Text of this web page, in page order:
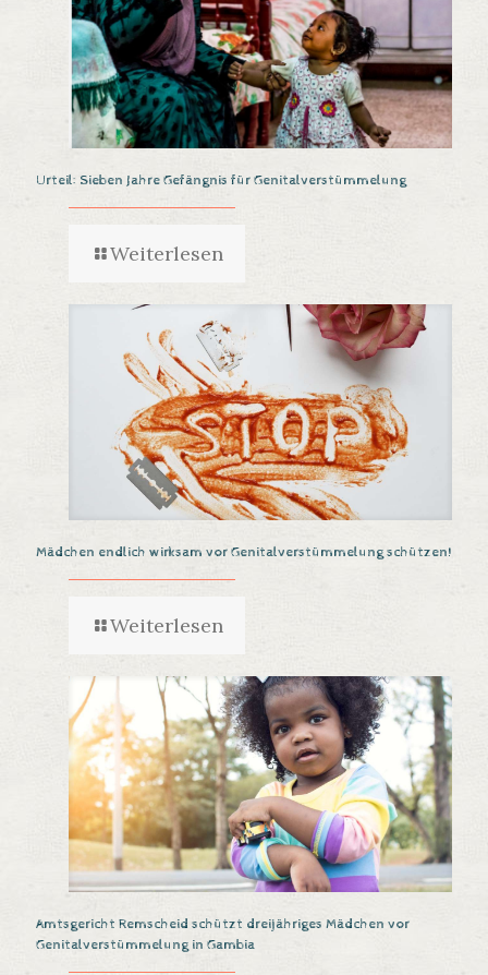
Urteil: Sieben Jahre Gefängnis für Genitalverstümmelung
Weiterlesen
Mädchen endlich wirksam vor Genitalverstümmelung schützen!
Weiterlesen
Amtsgericht Remscheid schützt dreijähriges Mädchen vor
Genitalverstümmelung in Gambia